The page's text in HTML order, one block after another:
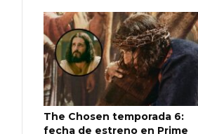
The Chosen temporada 6:
fecha de estreno en Prime